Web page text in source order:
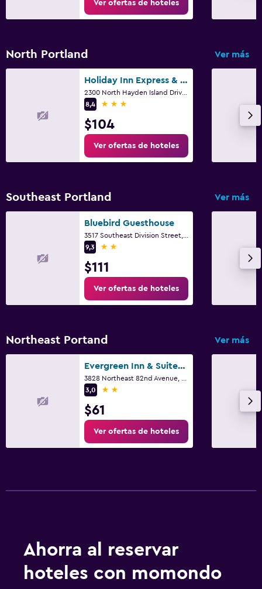
Ver ofertas de hoteles
North Portland Ver más
Holiday Inn Express & Suites Portland-Jantzen Beach By IHG
8,4
3 estrellas
$104
Ver ofertas de hoteles
Southeast Portland Ver más
Bluebird Guesthouse
9,3
2 estrellas
$111
Ver ofertas de hoteles
Northeast Portand Ver más
Evergreen Inn & Suites Portland
3,0
2 estrellas
$61
Ver ofertas de hoteles
Ahorra al reservar
hoteles con momondo